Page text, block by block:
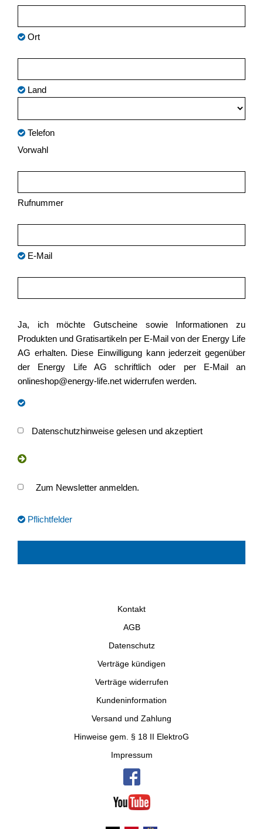
Ort
Land
Telefon
Vorwahl
Rufnummer
E-Mail
Ja, ich möchte Gutscheine sowie Informationen zu
Produkten und Gratisartikeln per E-Mail von der Energy Life
AG erhalten. Diese Einwilligung kann jederzeit gegenüber
der Energy Life AG schriftlich oder per E-Mail an
onlineshop@energy-life.net widerrufen werden.
Datenschutzhinweise gelesen und akzeptiert
Zum Newsletter anmelden.
Pflichtfelder
Kontakt
AGB
Datenschutz
Verträge kündigen
Verträge widerrufen
Kundeninformation
Versand und Zahlung
Hinweise gem. § 18 II ElektroG
Impressum